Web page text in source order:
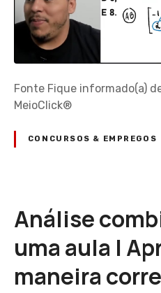
Fonte Fique informado(a)
MeioClick®
CONCURSOS & EMPREGOS
Análise
uma aula |
maneira